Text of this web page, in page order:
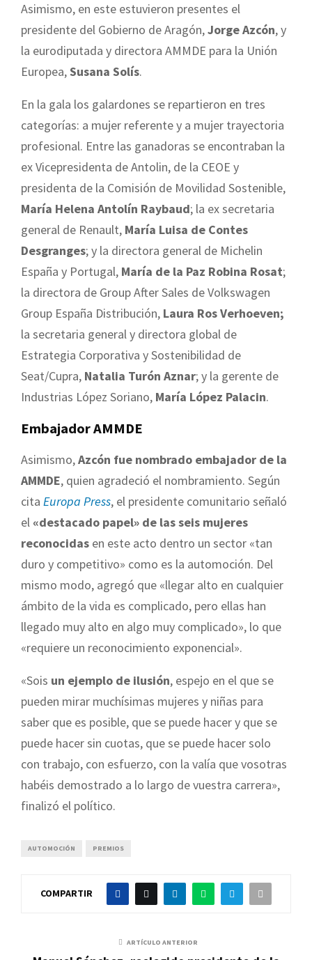
Asimismo, en este estuvieron presentes el
presidente del Gobierno de Aragón,Jorge Azcón, y
la eurodiputada y directora AMMDE para la Unión
Europea,Susana Solís.
En la gala los galardones se repartieron en tres
categorías: a mujer referente y a mujer trayectoria
profesional. Entre las ganadoras se encontraban la
ex Vicepresidenta de Antolin, de la CEOE y
presidenta de la Comisión de Movilidad Sostenible,
María Helena Antolín Raybaud; la ex secretaria
general de Renault, María Luisa de Contes
Desgranges; y la directora general de Michelin
España y Portugal, María de la Paz Robina Rosat;
la directora de Group After Sales de Volkswagen
Group España Distribución, Laura Ros Verhoeven;
la secretaria general y directora global de
Estrategia Corporativa y Sostenibilidad de
Seat/Cupra, Natalia Turón Aznar; y la gerente de
Industrias López Soriano, María López Palacin.
Embajador AMMDE
Asimismo,Azcón fue nombrado embajador de la
AMMDE, quien agradeció el nombramiento. Según
cita Europa Press, el presidente comunitario señaló
el «destacado papel» de las seis mujeres
reconocidas en este acto dentro un sector «tan
duro y competitivo» como es la automoción. Del
mismo modo, agregó que «llegar alto en cualquier
ámbito de la vida es complicado, pero ellas han
llegado muy alto en algo muy complicado», lo que
«requiere un reconocimiento exponencial».
«Sois un ejemplo de ilusión, espejo en el que se
pueden mirar muchísimas mujeres y niñas para
saber que es posible, que se puede hacer y que se
puede hacer sin cuotas, que se puede hacer solo
con trabajo, con esfuerzo, con la valía que vosotras
habéis demostrado a lo largo de vuestra carrera»,
finalizó el político.
AUTOMOCIÓN PREMIOS
COMPARTIR
ARTÍCULO ANTERIOR